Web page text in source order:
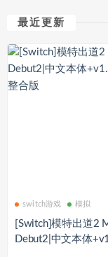
最近更新
switch游戏 模拟
[Switch]模特出道2
Debut2|中文本体